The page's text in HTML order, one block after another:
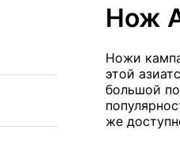
Нож
Ножи
этой
большой
же